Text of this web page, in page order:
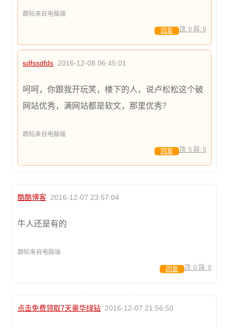
跟帖来自电脑端
顶: 0 踩: 0
回复
sdfssdfds 2016-12-08 06:45:01
呵呵，你跟我开玩笑，楼下的人，说卢松松这个破
网站优秀，满网站都是软文，那里优秀？
跟帖来自电脑端
顶: 5 踩: 0
回复
酷酷博客 2016-12-07 23:57:04
牛人还是有的
跟帖来自电脑端
顶: 0 踩: 0
回复
点击免费领取7天豪华绿钻 2016-12-07 21:56:50